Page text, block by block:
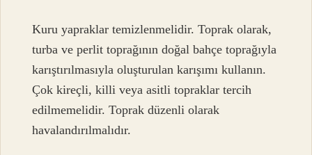
Kuru yapraklar temizlenmelidir. Toprak olarak,
turba ve perlit toprağının doğal bahçe toprağıyla
karıştırılmasıyla oluşturulan karışımı kullanın.
Çok kireçli, killi veya asitli topraklar tercih
edilmemelidir. Toprak düzenli olarak
havalandırılmalıdır.